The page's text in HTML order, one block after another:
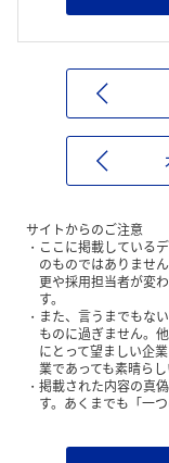
サイトからのご注意
ここに掲載している
のものではありませ
更や採用担当者が変
す。
また、言うまでもな
ものに過ぎません。
にとって望ましい企
業であっても素晴ら
掲載された内容の真
す。あくまでも「一